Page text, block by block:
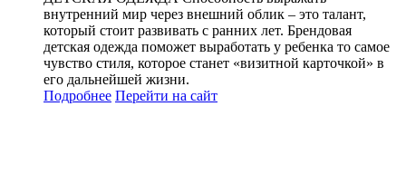
внутренний мир через внешний облик – это талант,
который стоит развивать с ранних лет. Брендовая
детская одежда поможет выработать у ребенка то самое
чувство стиля, которое станет «визитной карточкой» в
его дальнейшей жизни.
Подробнее Перейти на сайт